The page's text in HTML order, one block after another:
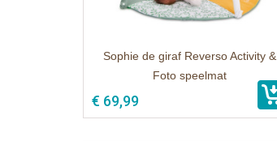
Sophie de giraf Reverso Activity &
Foto speelmat
€ 69,99